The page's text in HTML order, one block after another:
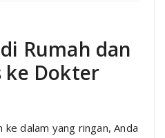
Rumah dan
ke Dokter
ke dalam yang ringan, Anda